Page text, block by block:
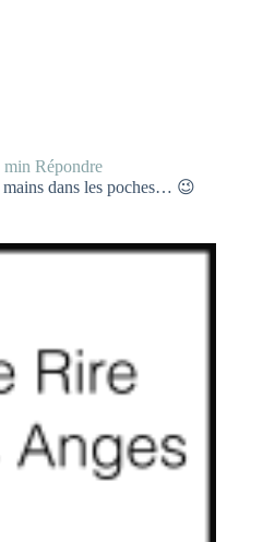
min Répondre
mains dans les poches… 😉